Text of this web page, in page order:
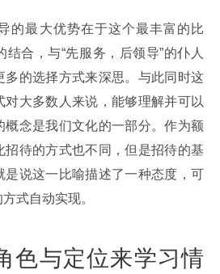
的最大优势在于这个最丰富的比
合，与“先服务，后领导”的仆人
多的选择方式来深思。与此同时这
大多数人来说，能够理解并可以
概念是我们文化的一部分。作为额
招待的方式也不同，但是招待的基
是说这一比喻描述了一种态度，可
式自动实现。
色与定位来学习情